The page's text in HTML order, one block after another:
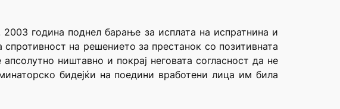
година поднел барање за исплата на испратнина и
на решението за престанок со позитивната
ништавно и покрај неговата согласност да не
бидејќи на поедини вработени лица им била